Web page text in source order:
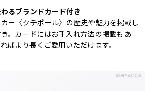
るブランドカード付き
ー〈クチポール〉の歴史や魅力を掲載し
。カードにはお手入れ方法の掲載もあ
ばより長くご愛用いただけます。